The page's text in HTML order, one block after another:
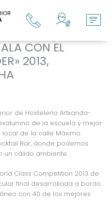
CON EL
2013,
de Hostelería Artxanda-
de la escuela y mejor
local de la calle Máximo
Bar, donde podemos
un cálido ambiente.
Class Competition 2013 de
final desarrollada a bordo
con 40 de los mejores